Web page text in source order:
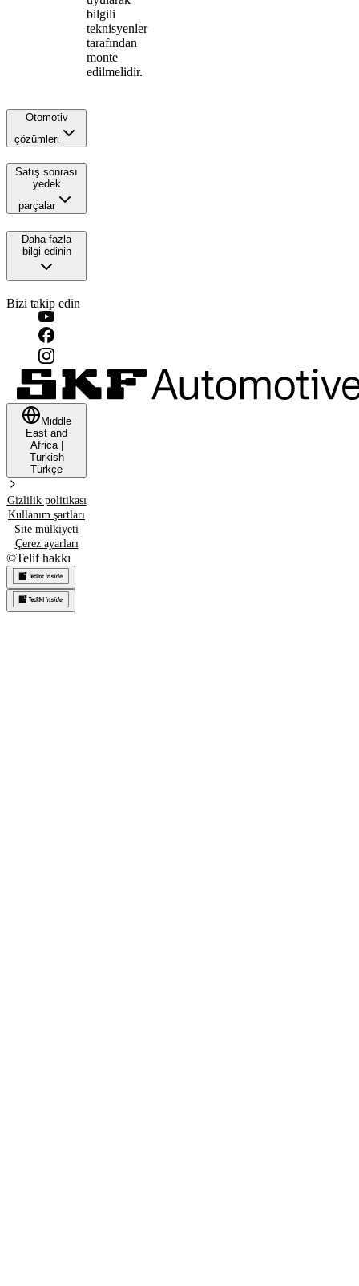
bilgili
teknisyenler
tarafından
monte
edilmelidir.
Otomotiv
çözümleri
Satış sonrası
yedek
parçalar
Daha fazla
bilgi edinin
Bizi takip edin
Middle
East and
Africa|
Turkish
Türkçe
Gizlilik politikası
Kullanım şartları
Site mülkiyeti
Çerez ayarları
©Telif hakkı